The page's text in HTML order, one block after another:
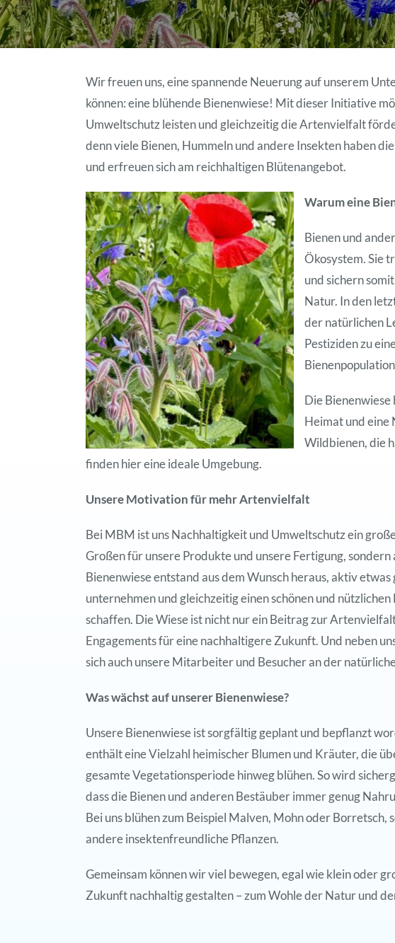
Wir freuen uns, eine spannende Neuerung auf unserem
können: eine blühende Bienenwiese! Mit dieser Initiative
Umweltschutz leisten und gleichzeitig die Artenvielfalt
denn viele Bienen, Hummeln und andere Insekten haben
und erfreuen sich am reichhaltigen Blütenangebot.
Warum eine
Bienen und
Ökosystem. Sie
und sichern
Natur. In den
der natürlichen
Pestiziden zu
Die
Heimat und eine
Wildbienen, die
finden hier eine ideale Umgebung.
Unsere Motivation für mehr Artenvielfalt
Bei MBM ist uns Nachhaltigkeit und Umweltschutz ein
Großen für unsere Produkte und unsere Fertigung,
Bienenwiese entstand aus dem Wunsch heraus, aktiv
unternehmen und gleichzeitig einen schönen und
schaffen. Die Wiese ist nicht nur ein Beitrag zur
Engagements für eine nachhaltigere Zukunft. Und neben
sich auch unsere Mitarbeiter und Besucher an der
Was wächst auf unserer Bienenwiese?
Unsere Bienenwiese ist sorgfältig geplant und bepflanzt
enthält eine Vielzahl heimischer Blumen und Kräuter, die
gesamte Vegetationsperiode hinweg blühen. So wird
dass die Bienen und anderen Bestäuber immer genug
Bei uns blühen zum Beispiel Malven, Mohn oder Borretsch,
andere insektenfreundliche Pflanzen.
Gemeinsam können wir viel bewegen, egal wie klein oder
Zukunft nachhaltig gestalten – zum Wohle der Natur und